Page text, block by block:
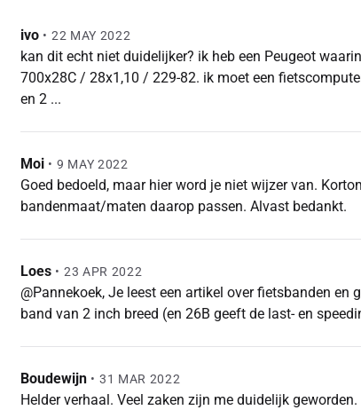
ivo • 22 MAY 2022
kan dit echt niet duidelijker? ik heb een Peugeot
700x28C / 28x1,10 / 229-82. ik moet een
en 2 ...
Moi • 9 MAY 2022
Goed bedoeld, maar hier word je niet wijzer van.
bandenmaat/maten daarop passen. Alvast bedankt.
Loes • 23 APR 2022
@Pannekoek, Je leest een artikel over fietsbanden
band van 2 inch breed (en 26B geeft de last- en
Boudewijn • 31 MAR 2022
Helder verhaal. Veel zaken zijn me duidelijk geworden.